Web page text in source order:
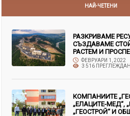
НАЙ-ЧЕТЕНИ
РАЗКРИВАМЕ
СЪЗДАВАМЕ
РАСТЕМ И
ФЕВРУАРИ 1, 2022
3 516
КОМПАНИИТЕ
„ЕЛАЦИТЕ-МЕД“,
„ГЕОСТРОЙ“ И